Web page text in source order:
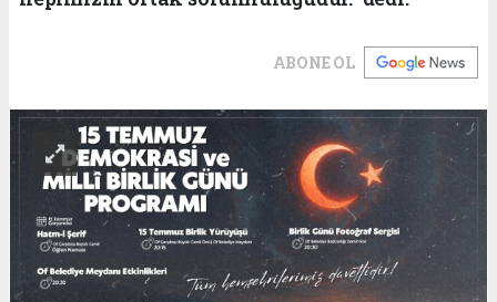
ABONE OL